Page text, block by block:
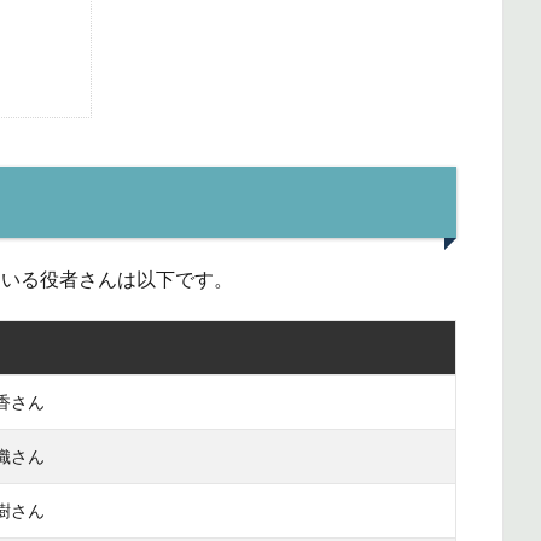
る役者さんは以下です。
さん
さん
さん